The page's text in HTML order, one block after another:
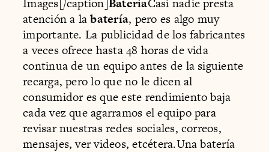
Images[/caption]BateríaCasi nadie presta
atención a labatería, pero es algo muy
importante. La publicidad de los fabricantes
a veces ofrece hasta 48 horas de vida
continua de un equipo antes de la siguiente
recarga, pero lo que no le dicen al
consumidor es que este rendimiento baja
cada vez que agarramos el equipo para
revisar nuestras redes sociales, correos,
mensajes, ver videos, etcétera.Una batería